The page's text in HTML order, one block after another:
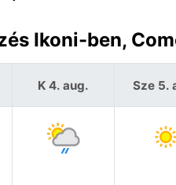
Ikoni-ben,
K 4. aug. Sze 5.